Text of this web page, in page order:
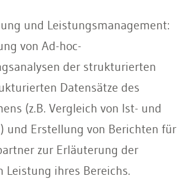
und Leistungsmanagement:
von Ad-hoc-
der strukturierten
Datensätze des
(z.B. Vergleich von Ist- und
und Erstellung von Berichten für
zur Erläuterung der
Leistung ihres Bereichs.